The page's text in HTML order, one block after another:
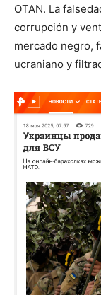
OTAN. La
corrupción y
mercado negro,
ucraniano y